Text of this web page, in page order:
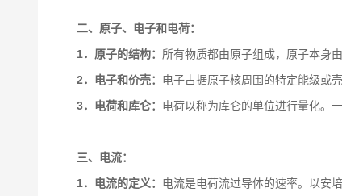
二、原子、电子和电荷：
1．原子的结构： 所有物质都由原子组成，原子本身
2．电子和价壳： 电子占据原子核周围的特定能级或
3．电荷和库仑： 电荷以称为库仑的单位进行量化。
三、电流：
1．电流的定义： 电流是电荷流过导体的速率。以安